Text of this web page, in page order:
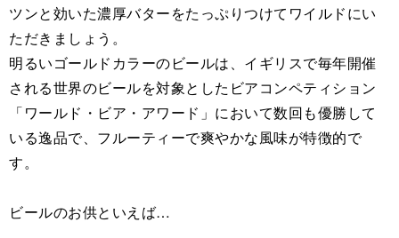
ツンと効いた濃厚バターをたっぷりつけてワイルドにい
ただきましょう。
明るいゴールドカラーのビールは、イギリスで毎年開催
される世界のビールを対象としたビアコンペティション
「ワールド・ビア・アワード」において数回も優勝して
いる逸品で、フルーティーで爽やかな風味が特徴的で
す。
ビールのお供といえば…